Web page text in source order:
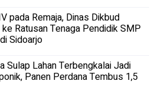
pada Remaja, Dinas Dikbud
Ratusan Tenaga Pendidik SMP
Sidoarjo
Sulap Lahan Terbengkalai Jadi
Panen Perdana Tembus 1,5